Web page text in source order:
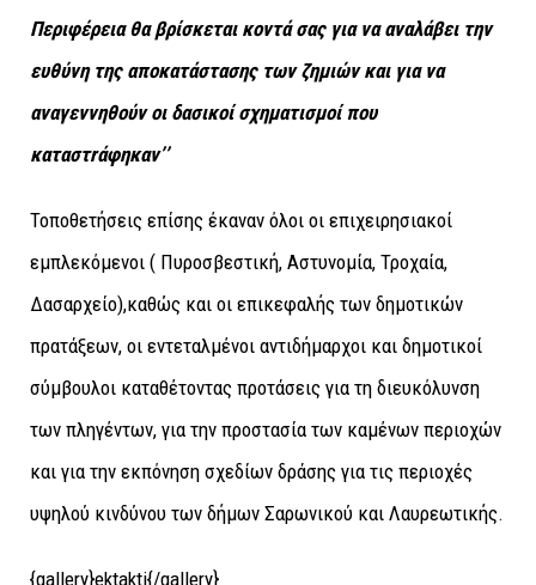
Περιφέρεια θα βρίσκεται κοντά σας για να αναλάβει την
ευθύνη της αποκατάστασης των ζημιών και για να
αναγεννηθούν οι δασικοί σχηματισμοί που
καταστrάφηκαν’’
Τοποθετήσεις επίσης έκαναν όλοι οι επιχειρησιακοί
εμπλεκόμενοι ( Πυροσβεστική, Αστυνομία, Τροχαία,
Δασαρχείο),καθώς και οι επικεφαλής των δημοτικών
πρατάξεων, οι εντεταλμένοι αντιδήμαρχοι και δημοτικοί
σύμβουλοι καταθέτοντας προτάσεις για τη διευκόλυνση
των πληγέντων, για την προστασία των καμένων περιοχών
και για την εκπόνηση σχεδίων δράσης για τις περιοχές
υψηλού κινδύνου των δήμων Σαρωνικού και Λαυρεωτικής.
{gallery}ektakti{/gallery}